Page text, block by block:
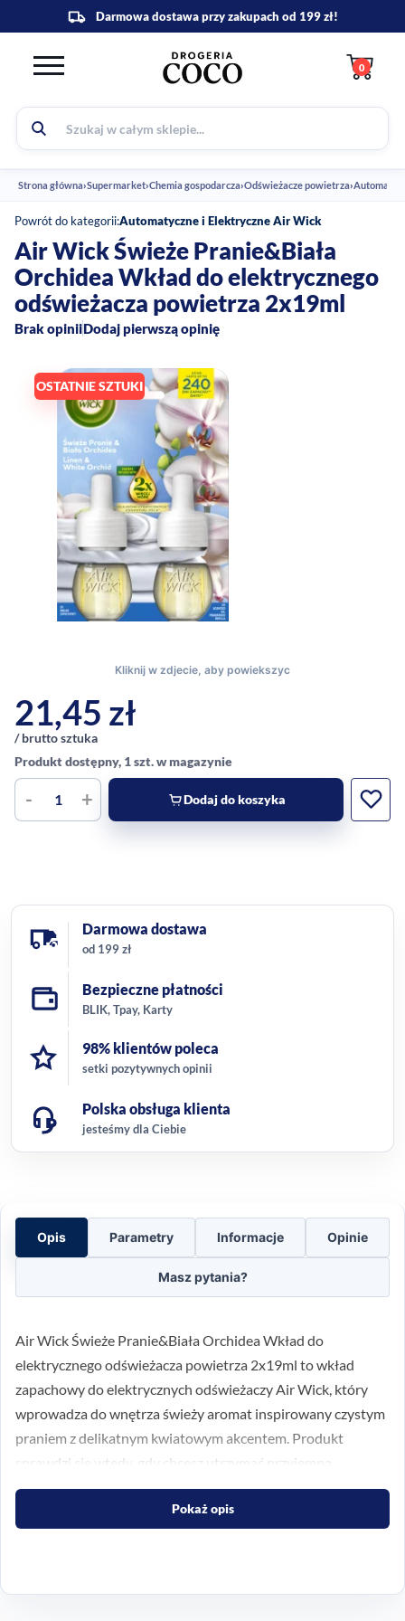
0
Strona główna›Supermarket›Chemia gospodarcza›Odświeżacze powietrza›
OSTATNIE SZTUKI
Powrót do kategorii:Automatyczne i Elektryczne Air Wick
Air Wick Świeże Pranie&Biała
Orchidea Wkład do elektrycznego
odświeżacza powietrza 2x19ml
Brak opiniiDodaj pierwszą opinię
21,45 zł
/ brutto sztuka
Produkt dostępny, 1 szt. w magazynie
- + Dodaj do koszyka
Darmowa dostawa
od 199 zł
Bezpieczne płatności
BLIK, Tpay, Karty
98% klientów poleca
setki pozytywnych opinii
Polska obsługa klienta
jesteśmy dla Ciebie
Opis Parametry Informacje Opinie
Masz pytania?
Air Wick Świeże Pranie&Biała Orchidea Wkład do
elektrycznego odświeżacza powietrza 2x19ml to wkład
zapachowy do elektrycznych odświeżaczy Air Wick, który
wprowadza do wnętrza świeży aromat inspirowany czystym
praniem z delikatnym kwiatowym akcentem. Produkt
sprawdzi się wtedy, gdy chcesz utrzymać przyjemną
atmosferę w domu przez dłuższy czas i dopasować
intensywność zapachu do pomieszczenia oraz własnych
Pokaż opis